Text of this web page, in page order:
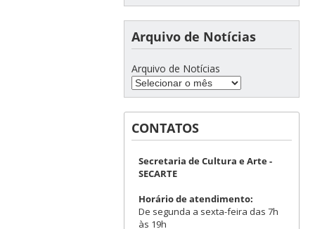
Arquivo de Notícias
Arquivo de Notícias
CONTATOS
Secretaria de Cultura e Arte -
SECARTE
Horário de atendimento:
De segunda a sexta-feira das 7h
às 19h